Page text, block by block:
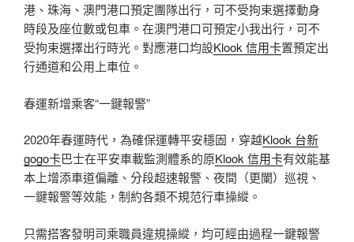
港、珠海、澳門港口預定團隊出行，可不受拘束選擇動身
時段及座位數或包車。在澳門港口可預定小我出行，可不
受拘束選擇出行時光。對應港口均設Klook 信用卡置預定出
行通道和公用上車位。
春運新增乘客“一鍵報警”
2020年春運時代，為確保運轉平安穩固，穿越Klook 台新
gogo卡巴士在平安車載監測體系的原Klook 信用卡有效能基
本上增添車道偏離、分段超速報警、夜間（更闌）巡視、
一鍵報警等效能，制約各類不規范行車操縱。
只需搭客發明司乘職員違規操縱，均可經由過程一鍵報警